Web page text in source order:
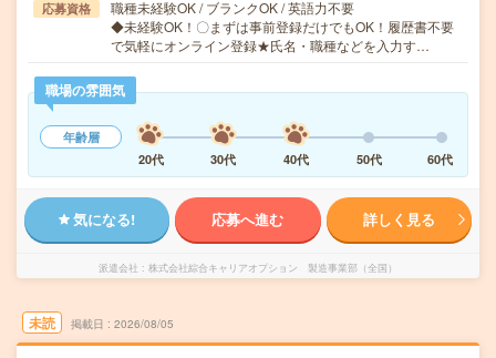
応募資格
職種未経験OK / ブランクOK / 英語力不要
◆未経験OK！〇まずは事前登録だけでもOK！履歴書不要
で気軽にオンライン登録★氏名・職種などを入力す…
職場の雰囲気
年齢層
20代
30代 40代 50代 60代
気になる! 応募へ進む 詳しく見る
派遣会社 株式会社綜合キャリアオプション 製造事業部（全国）
未読 掲載日 2026/08/05